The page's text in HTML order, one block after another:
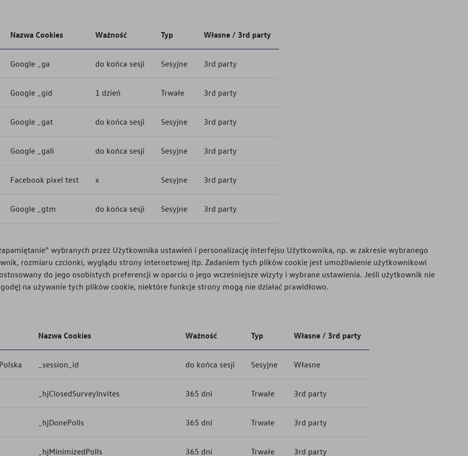
Nazwa Cookies Ważność Typ Własne / 3rd party
Google _ga do końca sesji Sesyjne 3rd party
Google _gid 1 dzień Trwałe 3rd party
Google _gat do końca sesji Sesyjne 3rd party
Google _gali do końca sesji Sesyjne 3rd party
Facebook pixel test x Sesyjne 3rd party
Google _gtm do końca sesji Sesyjne 3rd party
wybranych przez Użytkownika ustawień i personalizację interfejsu Użytkownika, np. w zakresie wybranego
rozmiaru czcionki, wyglądu strony internetowej itp. Zadaniem tych plików cookie jest umożliwienie użytkownikowi
do jego osobistych preferencji w oparciu o jego wcześniejsze wizyty i wybrane ustawienia. Jeśli użytkownik nie
na używanie tych plików cookie, niektóre funkcje strony mogą nie działać prawidłowo.
Nazwa Cookies Ważność Typ Własne / 3rd party
_session_id do końca sesji Sesyjne Własne
_hjClosedSurveyInvites 365 dni Trwałe 3rd party
_hjDonePolls 365 dni Trwałe 3rd party
_hjMinimizedPolls 365 dni Trwałe 3rd party